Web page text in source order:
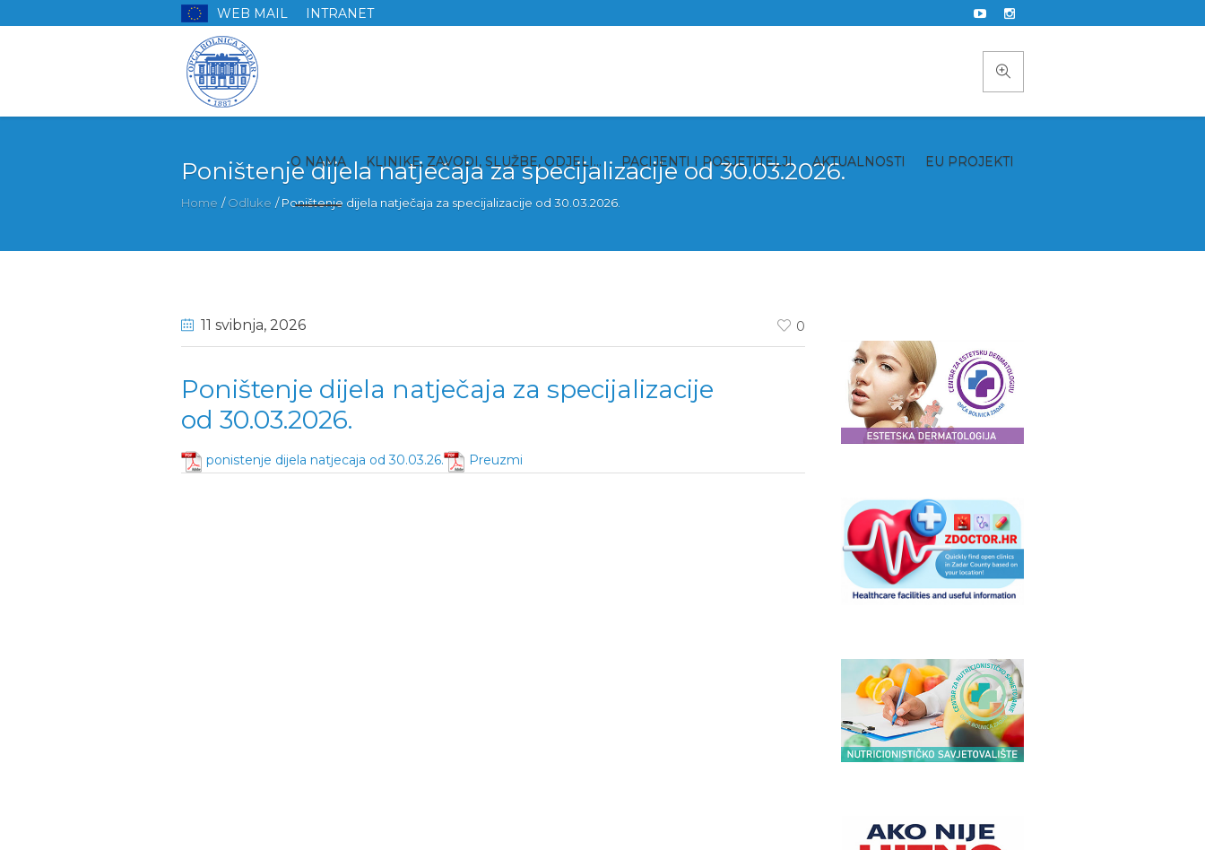
WEB MAIL INTRANET
O NAMA KLINIKE, ZAVODI, SLUŽBE, ODJELI… PACIJENTI I POSJETITELJI AKTUALNOSTI EU PROJEKTI
Poništenje dijela natječaja za specijalizacije od 30.03.2026.
Home /Odluke /Poništenje dijela natječaja za specijalizacije od 30.03.2026.
11 svibnja, 2026 0
Poništenje dijela natječaja za specijalizacije
od 30.03.2026.
ponistenje dijela natjecaja od 30.03.26. Preuzmi